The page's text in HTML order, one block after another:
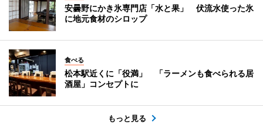
安曇野にかき氷専門店「水と果」 伏流水使った氷
に地元食材のシロップ
食べる
松本駅近くに「役満」 「ラーメンも食べられる居
酒屋」コンセプトに
もっと見る